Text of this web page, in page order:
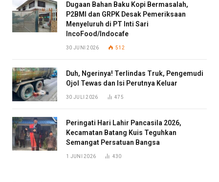
Dugaan Bahan Baku Kopi Bermasalah,
P2BMI dan GRPK Desak Pemeriksaan
Menyeluruh di PT Inti Sari
IncoFood/Indocafe
30 JUNI 2026 512
Duh, Ngerinya! Terlindas Truk, Pengemudi
Ojol Tewas dan Isi Perutnya Keluar
30 JULI 2026 475
Peringati Hari Lahir Pancasila 2026,
Kecamatan Batang Kuis Teguhkan
Semangat Persatuan Bangsa
1 JUNI 2026 430